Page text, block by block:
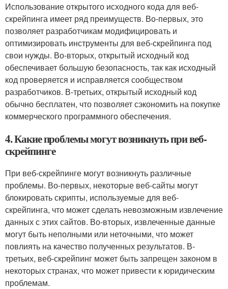
Использование открытого исходного кода для веб-
скрейпинга имеет ряд преимуществ. Во-первых, это
позволяет разработчикам модифицировать и
оптимизировать инструменты для веб-скрейпинга под
свои нужды. Во-вторых, открытый исходный код
обеспечивает большую безопасность, так как исходный
код проверяется и исправляется сообществом
разработчиков. В-третьих, открытый исходный код
обычно бесплатен, что позволяет сэкономить на покупке
коммерческого программного обеспечения.
4. Какие проблемы могут возникнуть при веб-
скрейпинге
При веб-скрейпинге могут возникнуть различные
проблемы. Во-первых, некоторые веб-сайты могут
блокировать скрипты, используемые для веб-
скрейпинга, что может сделать невозможным извлечение
данных с этих сайтов. Во-вторых, извлеченные данные
могут быть неполными или неточными, что может
повлиять на качество полученных результатов. В-
третьих, веб-скрейпинг может быть запрещен законом в
некоторых странах, что может привести к юридическим
проблемам.